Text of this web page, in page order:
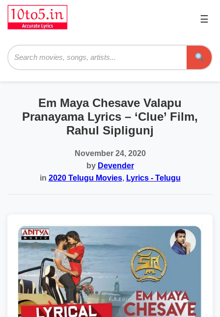
☰
Em Maya Chesave Valapu
Pranayama Lyrics – ‘Clue’ Film,
Rahul Sipligunj
November 24, 2020
by Devender
in 2020 Telugu Movies, Lyrics - Telugu